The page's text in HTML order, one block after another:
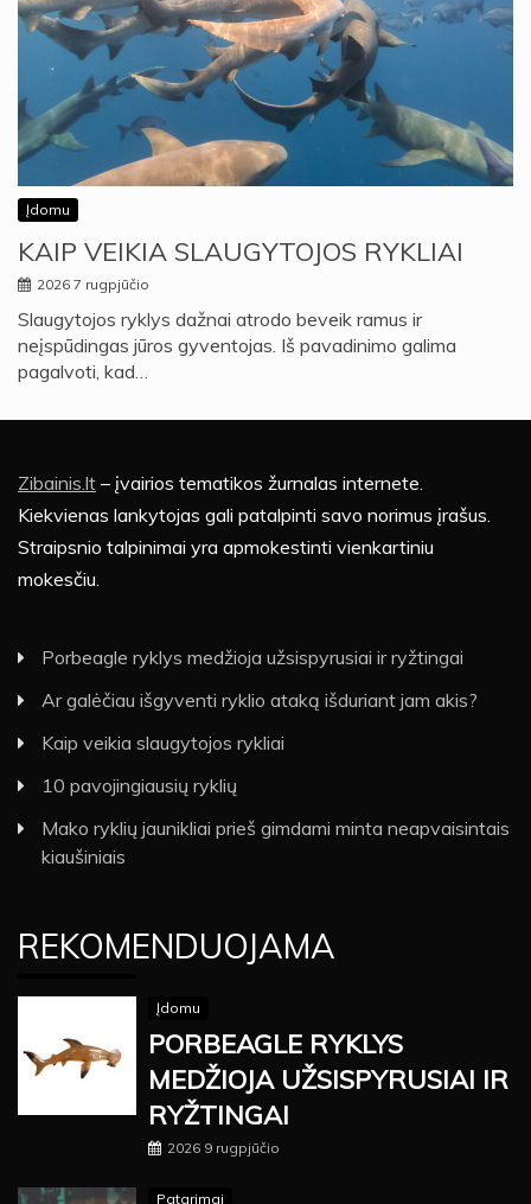
Įdomu
KAIP VEIKIA SLAUGYTOJOS RYKLIAI
2026 7 rugpjūčio
Slaugytojos ryklys dažnai atrodo beveik ramus ir
neįspūdingas jūros gyventojas. Iš pavadinimo galima
pagalvoti, kad…
Zibainis.lt – įvairios tematikos žurnalas internete.
Kiekvienas lankytojas gali patalpinti savo norimus įrašus.
Straipsnio talpinimai yra apmokestinti vienkartiniu
mokesčiu.
Porbeagle ryklys medžioja užsispyrusiai ir ryžtingai
Ar galėčiau išgyventi ryklio ataką išduriant jam akis?
Kaip veikia slaugytojos rykliai
10 pavojingiausių ryklių
Mako ryklių jaunikliai prieš gimdami minta neapvaisintais
kiaušiniais
REKOMENDUOJAMA
Įdomu
PORBEAGLE RYKLYS
MEDŽIOJA UŽSISPYRUSIAI IR
RYŽTINGAI
2026 9 rugpjūčio
Patarimai